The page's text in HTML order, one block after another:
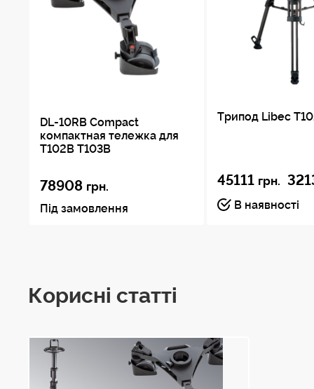
DL-10RB Compact
компактная тележка для
T102B T103B
78908 грн.
Під замовлення
Трипод Libec
45111 грн.
В наявності
Корисні статті